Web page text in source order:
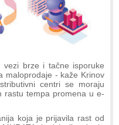
vezi brze i tačne isporuke
maloprodaje - kaže Krinov
centri se moraju
rastu tempa promena u e-
koja je prijavila rast od